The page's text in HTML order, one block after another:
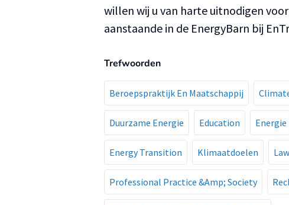
willen wij u van harte uitnodigen
aanstaande in de EnergyBarn bij
Trefwoorden
Beroepspraktijk En Maatschappij
Duurzame Energie Education Energie
Energy Transition Klimaatdoelen Law
Professional Practice &Amp; Society